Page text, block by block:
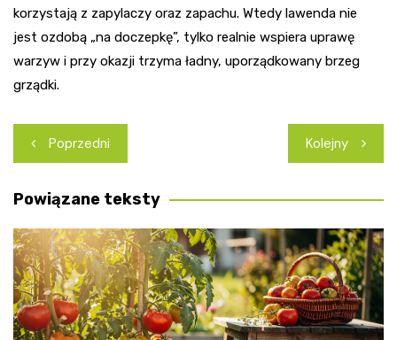
korzystają z zapylaczy oraz zapachu. Wtedy lawenda nie
jest ozdobą „na doczepkę”, tylko realnie wspiera uprawę
warzyw i przy okazji trzyma ładny, uporządkowany brzeg
grządki.
Nawigacja
wpisu
Poprzedni Kolejny
Powiązane teksty